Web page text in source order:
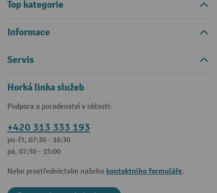
Top kategorie
Informace
Servis
Horká linka služeb
Podpora a poradenství v oblasti:
+420 313 333 193
po-čt, 07:30 - 16:30
pá, 07:30 - 15:00
Nebo prostřednictvím našeho kontaktního formuláře.